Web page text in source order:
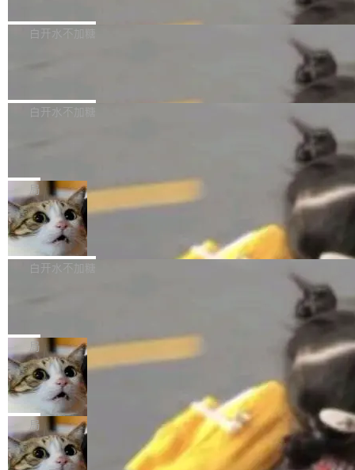
自研的多个文生3D和...
整性保护。效果是：吞吐量提升 41%，每 token
让语音识别不再只是听清，而是真正听懂。通过
w 不要求标准普通话，方言识别覆盖粤语、吴语
新和少量网页兼容性修复版本。 Changes/fixe
容提供的字体时出现的几个问题 为避免音频加
质的最低采样率）的音频格式将被拒绝 修复了 C
SS 圆角虚线样式中可能存在的问题 如果表单中
的图像元素不在同一个子树中，则它们将不再关
联 加...
白开水不加糖
发布的 Release Notes，他利用 AI 工具（如 Co
最强的若干项。对于尚未正式发版的 PG 19，则
通过拉取过去一年内（从 PG 18 Beta1 时间点
至今）的所有 commit，同样交由 AI 分析提炼。
经过人工复核，准确度令人满意。这一方法也为
社区爱好者提供了高效跟踪新版本的思路。
白开水不加糖
维护工作一直与我的日常工作、家务、社交生活
和休闲娱乐竞争时间。" 这是 libexpat 维护者 S
ebastian Pipping 写在博客里的话。8 月 4 日，
他宣布了一个新消息：从 2026 年 8 月 1 日起，
他可以全职维护 libexpat 了，最长 6 个月。发
库之一。你的操作系统、浏览器、无数的基础设
施软件，很可能都在用它。而过去十年，维护它
的人一直在用业余...
局
Firefox 153.0.3 发布
Firefox 153.0.3 现已发布，具体更新内容如
下： New Smart Window 包含多项增强功能：
gi?id=2019042">Bug&nbsp;2019042</a>）</l
i> <li>现在，助手可以直接使用 Exa 的网络搜索
结果回答问题，而无需将问题转交给搜索引擎。
（<a href="https://bugzilla.mozilla.org/show_
bug.cgi?id=204...
白开水不加糖
的 npm 包。项目的核心论点是：容器不适合 Ag
ent 计算。真正适合的，是 Isolate。 Cloudflare
工程师在这件事上没什么可谦虚的——他们用 W
orkers 跑了十年 Isolate。用 CEO Matthew Pri
nce 的话说：「我们一生都在用 Isolate 运行代
码，而 AI Agent 不需要容器，它们需要的是 Iso
late。」 容器为什么不合适 容器的问题在于启动
局
OpenAI 公开邮件和聊天记录回应苹果
诉讼，称“Apple is getting this wron
g”
上个月，苹果一纸诉状把 OpenAI 告上法庭，指
控其挖角苹果前员工并窃取商业秘密。苹果的诉
状把 OpenAI 描述成一个系统性地从前东家挖
人、套取机密信息的对手。 OpenAI 没发律师
局
HUAWEI MatePad Edge上架WorkBu